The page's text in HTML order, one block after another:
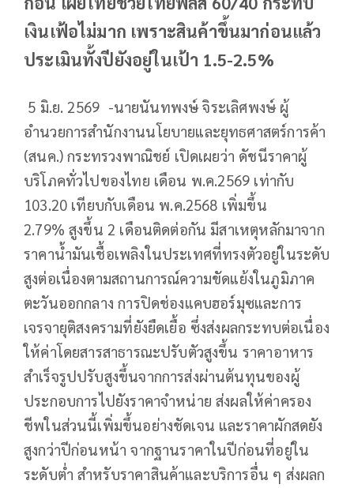
เงินเฟ้อไม่มาก เพราะสินค้าขึ้นมาก่อนแล้ว
ประเมินทั้งปียังอยู่ในเป้า 1.5-2.5%
5 มิ.ย. 2569 -นายนันทพงษ์ จิระเลิศพงษ์ ผู้
อำนวยการสำนักงานนโยบายและยุทธศาสตร์การค้า
(สนค.) กระทรวงพาณิชย์ เปิดเผยว่า ดัชนีราคาผู้
บริโภคทั่วไปของไทย เดือน พ.ค.2569 เท่ากับ
103.20 เทียบกับเดือน พ.ค.2568 เพิ่มขึ้น
2.79% สูงขึ้น 2 เดือนติดต่อกัน มีสาเหตุหลักมาจาก
ราคาน้ำมันเชื้อเพลิงในประเทศที่ทรงตัวอยู่ในระดับ
สูงต่อเนื่องตามสถานการณ์ความขัดแย้งในภูมิภาค
ตะวันออกกลาง การปิดช่องแคบฮอร์มุซและการ
เจรจายุติสงครามที่ยังยืดเยื้อ ซึ่งส่งผลกระทบต่อเนื่อง
ให้ค่าโดยสารสาธารณะปรับตัวสูงขึ้น ราคาอาหาร
สำเร็จรูปปรับสูงขึ้นจากการส่งผ่านต้นทุนของผู้
ประกอบการไปยังราคาจำหน่าย ส่งผลให้ค่าครอง
ชีพในส่วนนี้เพิ่มขึ้นอย่างชัดเจน และราคาผักสดยัง
สูงกว่าปีก่อนหน้า จากฐานราคาในปีก่อนที่อยู่ใน
ระดับต่ำ สำหรับราคาสินค้าและบริการอื่น ๆ ส่งผลก